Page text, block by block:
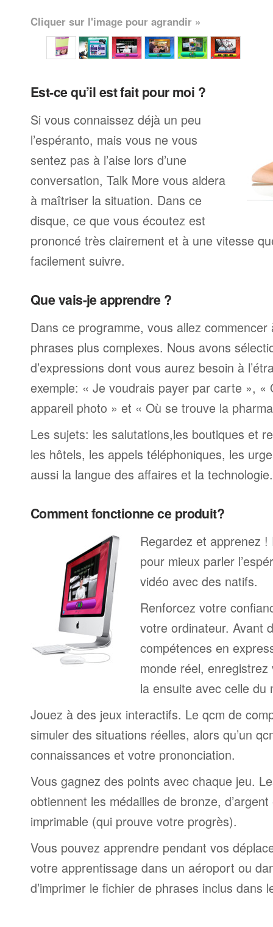
Cliquer sur l'image pour agrandir »
Est-ce qu’il est fait pour moi ?
Si vous connaissez déjà un peu
l’espéranto, mais vous ne vous
sentez pas à l’aise lors d’une
conversation, Talk More vous aidera
à maîtriser la situation. Dans ce
disque, ce que vous écoutez est
prononcé très clairement et à une vitesse
facilement suivre.
Que vais-je apprendre ?
Dans ce programme, vous allez
phrases plus complexes. Nous avons
d’expressions dont vous aurez besoin à
exemple: « Je voudrais payer par carte », «
appareil photo » et « Où se trouve la
Les sujets: les salutations,les boutiques et
les hôtels, les appels téléphoniques, les
aussi la langue des affaires et la technologie.
Comment fonctionne ce produit?
Regardez et apprenez
pour mieux parler
vidéo avec des natifs.
Renforcez votre
votre ordinateur. Avant
compétences en
monde réel,
la ensuite avec celle du
Jouez à des jeux interactifs. Le qcm de
simuler des situations réelles, alors qu’un
connaissances et votre prononciation.
Vous gagnez des points avec chaque jeu.
obtiennent les médailles de bronze, d’argent
imprimable (qui prouve votre progrès).
Vous pouvez apprendre pendant vos
votre apprentissage dans un aéroport ou
d’imprimer le fichier de phrases inclus dans